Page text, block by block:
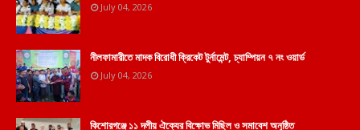
July 04, 2026
নীলফামারীতে মাদক বিরোধী ক্রিকেট টুর্নামেন্ট, চ্যাম্পিয়ন ৭ নং ওয়ার্ড
July 04, 2026
কিশোরগঞ্জে ১১ দলীয় ঐক্যের বিক্ষোভ মিছিল ও সমাবেশ অনুষ্ঠিত